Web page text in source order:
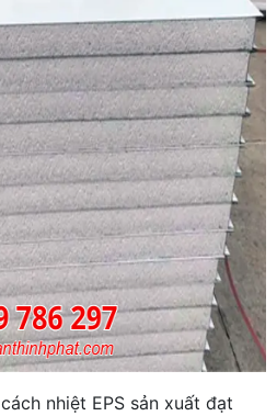
cách nhiệt EPS sản xuất đạt